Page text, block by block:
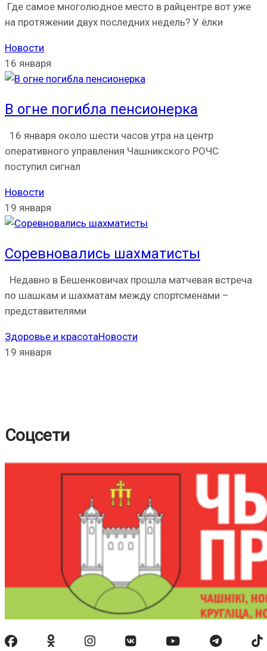
Где самое многолюдное место в райцентре вот уже
на протяжении двух последних недель? У ёлки
Новости
16 января
В огне погибла пенсионерка
16 января около шести часов утра на центр
оперативного управления Чашникского РОЧС
поступил сигнал
Новости
19 января
Соревновались шахматисты
Недавно в Бешенковичах прошла матчевая встреча
по шашкам и шахматам между спортсменами –
представителями
Здоровье и красотаНовости
19 января
Соцсети